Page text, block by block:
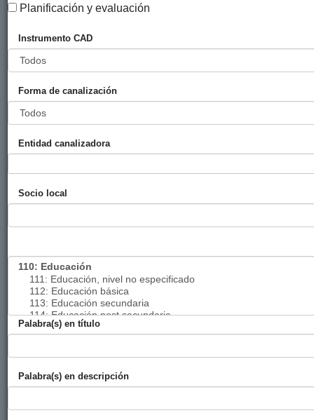
Planificación y evaluación
Instrumento CAD
Forma de canalización
Entidad canalizadora
Socio local
Palabra(s) en título
Palabra(s) en descripción
Título
Contribución al
fortalecimiento
del proceso de
protección y
gestión pública
eficiente y
sostenible del
fondo
documental del
Archivo Histórico
de la Policía
Vasco
y
Guatemala
Resiliencia de
las mujeres para
enfrentar el
impacto socio
político del
Foral de
Bizkaia
comunitario,
sostenible
Foral de